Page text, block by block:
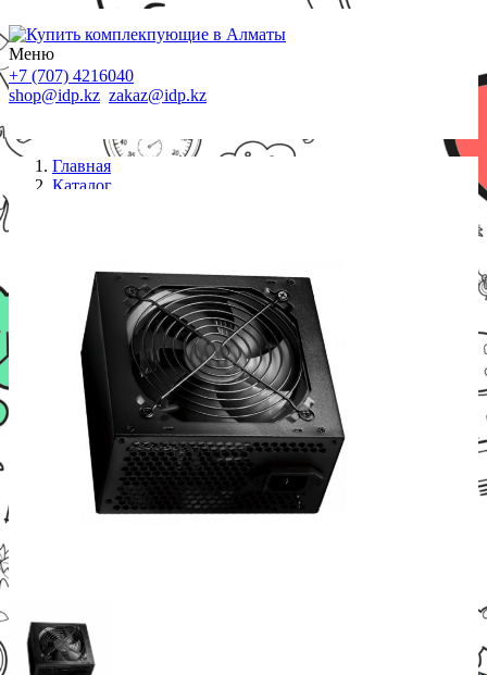
Меню
+7 (707) 4216040
shop@idp.kz zakaz@idp.kz
Главная
Каталог